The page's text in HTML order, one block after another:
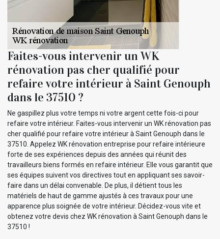
Faites-vous intervenir un WK
rénovation pas cher qualifié pour
refaire votre intérieur à Saint Genouph
dans le 37510 ?
Ne gaspillez plus votre temps ni votre argent cette fois-ci pour
refaire votre intérieur. Faites-vous intervenir un WK rénovation pas
cher qualifié pour refaire votre intérieur à Saint Genouph dans le
37510. Appelez WK rénovation entreprise pour refaire intérieure
forte de ses expériences depuis des années qui réunit des
travailleurs biens formés en refaire intérieur. Elle vous garantit que
ses équipes suivent vos directives tout en appliquant ses savoir-
faire dans un délai convenable. De plus, il détient tous les
matériels de haut de gamme ajustés à ces travaux pour une
apparence plus soignée de votre intérieur. Décidez-vous vite et
obtenez votre devis chez WK rénovation à Saint Genouph dans le
37510 !